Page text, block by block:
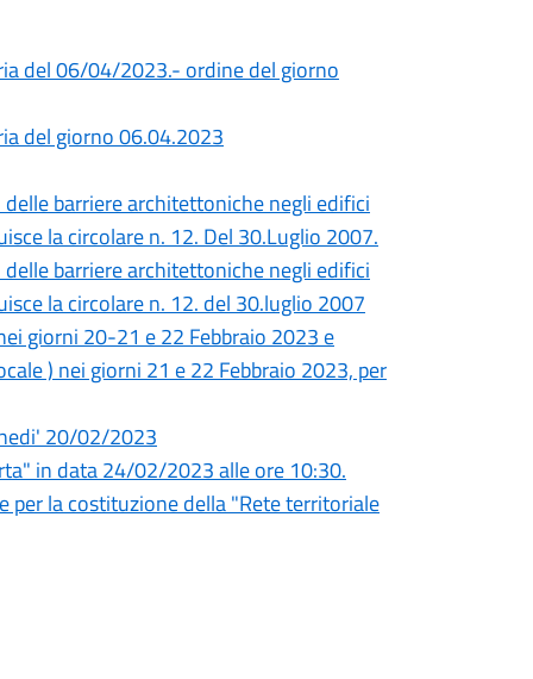
del 06/04/2023.- ordine del giorno
del giorno 06.04.2023
barriere architettoniche negli edifici
la circolare n. 12. Del 30.Luglio 2007.
barriere architettoniche negli edifici
la circolare n. 12. del 30.luglio 2007
giorni 20-21 e 22 Febbraio 2023 e
) nei giorni 21 e 22 Febbraio 2023, per
20/02/2023
in data 24/02/2023 alle ore 10:30.
la costituzione della "Rete territoriale